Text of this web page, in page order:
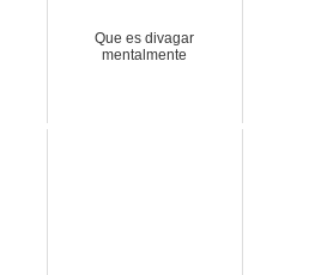
Que es divagar
mentalmente